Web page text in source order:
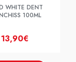
WHITE DENT
100ML
13,90€